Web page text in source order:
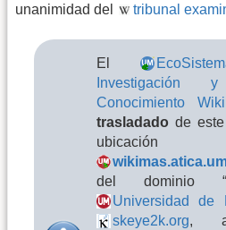
unanimidad del
tribunal
El
Investigación
Conocimiento
trasladadode este
del dominio
Universidad de
skeye2k.org,